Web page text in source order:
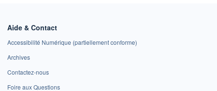
Aide & Contact
Accessibilité Numérique (partiellement conforme)
Archives
Contactez-nous
Foire aux Questions